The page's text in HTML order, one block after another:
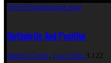
Top5ZiSaptamanaLunar
Optimistic And Positive
Martin Garrix, Loco Dice3.122